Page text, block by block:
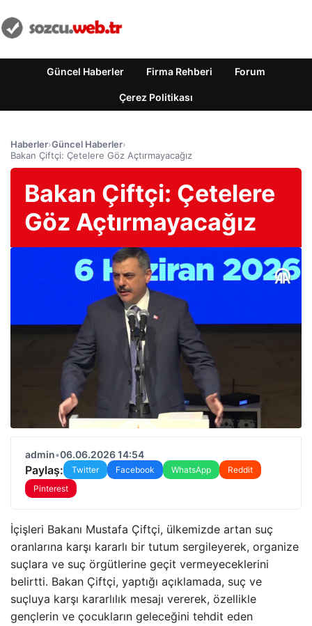
Güncel Haberler Firma Rehberi Forum
Çerez Politikası
Haberler›Güncel Haberler›
Bakan Çiftçi: Çetelere Göz Açtırmayacağız
Bakan Çiftçi: Çetelere
Göz Açtırmayacağız
admin•06.06.2026 14:54
Paylaş: Twitter Facebook WhatsApp
Reddit
Pinterest
İçişleri Bakanı Mustafa Çiftçi, ülkemizde artan suç
oranlarına karşı kararlı bir tutum sergileyerek, organize
suçlara ve suç örgütlerine geçit vermeyeceklerini
belirtti. Bakan Çiftçi, yaptığı açıklamada, suç ve
suçluya karşı kararlılık mesajı vererek, özellikle
gençlerin ve çocukların geleceğini tehdit eden